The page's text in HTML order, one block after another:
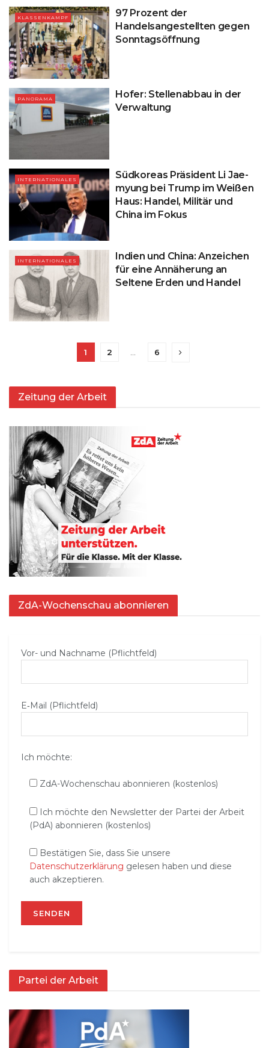
KLASSENKAMPF
97 Prozent der
Handelsangestellten gegen
Sonntagsöffnung
PANORAMA
Hofer: Stellenabbau in der
Verwaltung
INTERNATIONALES
Südkoreas Präsident Li Jae-
myung bei Trump im Weißen
Haus: Handel, Militär und
China im Fokus
INTERNATIONALES
Indien und China: Anzeichen
für eine Annäherung an
Seltene Erden und Handel
1 2 … 6
Zeitung der Arbeit
ZdA-Wochenschau abonnieren
Vor- und Nachname (Pflichtfeld)
E‑Mail (Pflichtfeld)
Ich möchte:
ZdA-Wochenschau abonnieren (kostenlos)
Ich möchte den Newsletter der Partei der Arbeit
(PdA) abonnieren (kostenlos)
Bestätigen Sie, dass Sie unsere
Datenschutzerklärung gelesen haben und diese
auch akzeptieren.
Partei der Arbeit